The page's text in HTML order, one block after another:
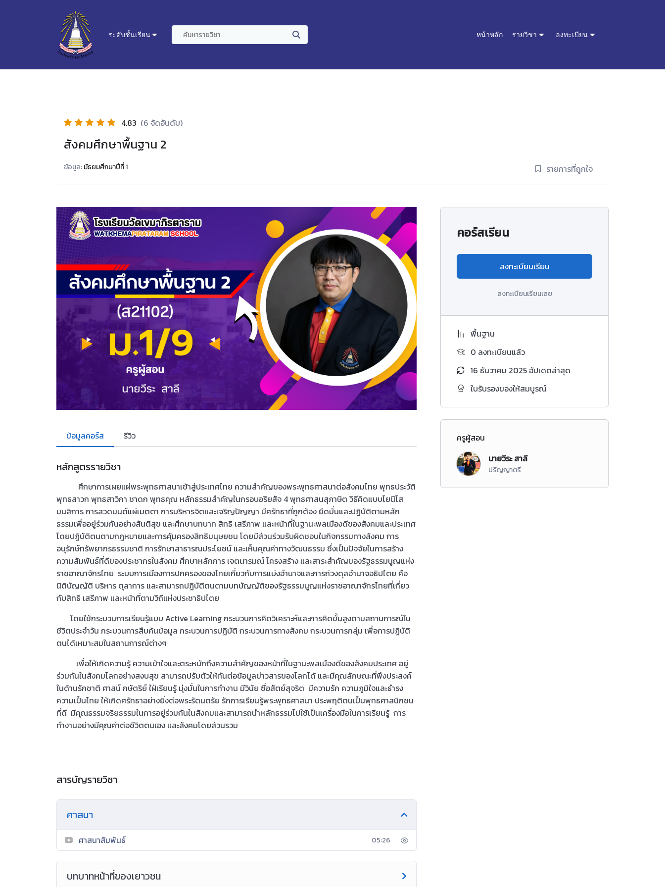
ระดับชั้นเรียน หน้าหลัก รายวิชา ลงทะเบียน
4.83 (6 จัดอันดับ)
สังคมศึกษาพื้นฐาน 2
ข้อมูล:มัธยมศึกษาปีที่ 1 รายการที่ถูกใจ
ข้อมูลคอร์ส รีวิว
หลักสูตรรายวิชา
ศึกษาการเผยแผ่พระพุทธศาสนาเข้าสู่ประเทศไทย ความสำคัญของพระพุทธศาสนาต่อสังคมไทย พุทธประวัติ
พุทธสาวก พุทธสาวิกา ชาดก พุทธคุณ หลักธรรมสำคัญในกรอบอริยสัจ 4 พุทธศาสนสุภาษิต วิธีคิดแบบโยนิโส
มนสิการ การสวดมนต์แผ่เมตตา การบริหารจิตและเจริญปัญญา มีศรัทธาที่ถูกต้อง ยึดมั่นและปฏิบัติตามหลัก
ธรรมเพื่ออยู่ร่วมกันอย่างสันติสุข และศึกษาบทบาท สิทธิ เสรีภาพ และหน้าที่ในฐานะพลเมืองดีของสังคมและประเทศ
โดยปฏิบัติตนตามกฎหมายและการคุ้มครองสิทธิมนุษยชน โดยมีส่วนร่วมรับผิดชอบในกิจกรรมทางสังคม การ
อนุรักษ์ทรัพยากรธรรมชาติ การรักษาสาธารณประโยชน์ และเห็นคุณค่าทางวัฒนธรรม ซึ่งเป็นปัจจัยในการสร้าง
ความสัมพันธ์ที่ดีของประชากรในสังคม ศึกษาหลักการ เจตนารมณ์ โครงสร้าง และสาระสำคัญของรัฐธรรมนูญแห่ง
ราชอาณาจักรไทย ระบบการเมืองการปกครองของไทยเกี่ยวกับการแบ่งอำนาจและการถ่วงดุลอำนาจอธิปไตย คือ
นิติบัญญัติ บริหาร ตุลาการ และสามารถปฏิบัติตนตามบทบัญญัติของรัฐธรรมนูญแห่งราชอาณาจักรไทยที่เกี่ยว
กับสิทธิ เสรีภาพ และหน้าที่ตามวิถีแห่งประชาธิปไตย
โดยใช้กระบวนการเรียนรู้แบบ Active Learning กระบวนการคิดวิเคราะห์และการคิดขั้นสูงตามสถานการณ์ใน
ชีวิตประจำวัน กระบวนการสืบค้นข้อมูล กระบวนการปฏิบัติ กระบวนการทางสังคม กระบวนการกลุ่ม เพื่อการปฏิบัติ
ตนได้เหมาะสมในสถานการณ์ต่างๆ
เพื่อให้เกิดความรู้ ความเข้าใจและตระหนักถึงความสำคัญของหน้าที่ในฐานะพลเมืองดีของสังคมประเทศ อยู่
ร่วมกันในสังคมโลกอย่างสงบสุข สามารถปรับตัวให้ทันต่อข้อมูลข่าวสารของโลกได้ และมีคุณลักษณะที่พึงประสงค์
ในด้านรักชาติ ศาสน์ กษัตริย์ ใฝ่เรียนรู้ มุ่งมั่นในการทำงาน มีวินัย ซื่อสัตย์สุจริต มีความรัก ความภูมิใจและธำรง
ความเป็นไทย ให้เกิดศรัทธาอย่างยิ่งต่อพระรัตนตรัย รักการเรียนรู้พระพุทธศาสนา ประพฤติตนเป็นพุทธศาสนิกชน
ที่ดี มีคุณธรรมจริยธรรมในการอยู่ร่วมกันในสังคมและสามารถนำหลักธรรมไปใช้เป็นเครื่องมือในการเรียนรู้ การ
ทำงานอย่างมีคุณค่าต่อชีวิตตนเอง และสังคมโดยส่วนรวม
สารบัญรายวิชา
ศาสนา
ศาสนาสัมพันธ์ 05:26
บทบาทหน้าที่ของเยาวชน
คอร์สเรียน
ลงทะเบียนเรียน
ลงทะเบียนเรียนเลย
พื้นฐาน
0 ลงทะเบียนแล้ว
16 ธันวาคม 2025 อัปเดตล่าสุด
ใบรับรองของให้สมบูรณ์
ครูผู้สอน
นายวีระ สาลี
ปรีญญาตรี